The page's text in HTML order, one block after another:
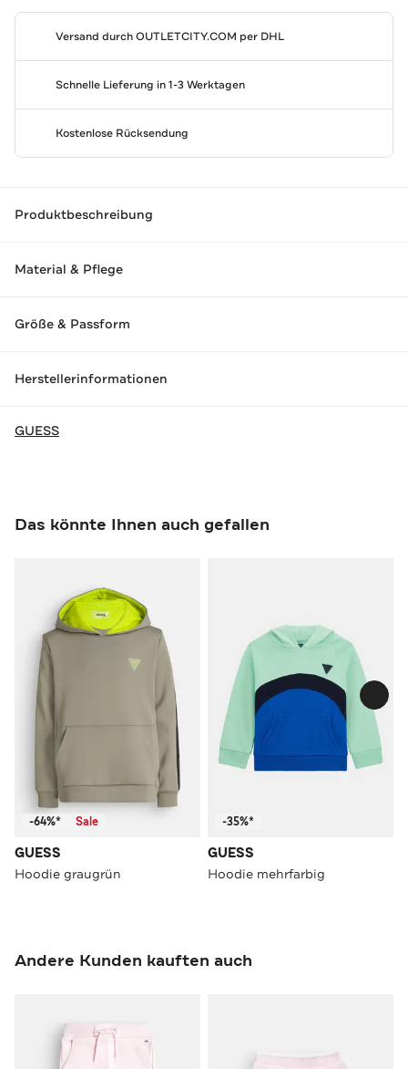
Versand durchOUTLETCITY.COM per DHL
Schnelle Lieferung in 1-3 Werktagen
Kostenlose Rücksendung
Produktbeschreibung
Material & Pflege
Größe & Passform
Herstellerinformationen
GUESS
Das könnte Ihnen auch gefallen
-64%* Sale
GUESS
Hoodie graugrün
-35%*
GUESS
Hoodie mehrfarbig
Andere Kunden kauften auch